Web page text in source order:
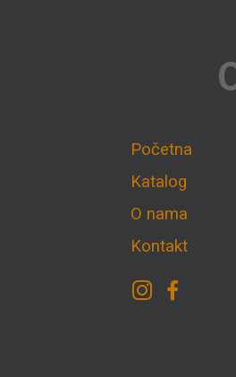
Početna
Katalog
O nama
Kontakt